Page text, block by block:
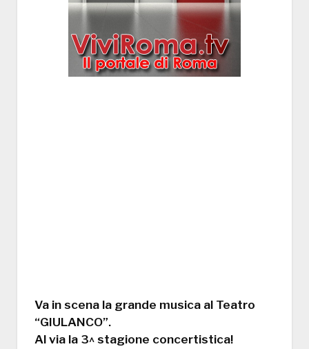
Va in scena la grande musica al Teatro
“GIULANCO”.
Al via la 3^ stagione concertistica!